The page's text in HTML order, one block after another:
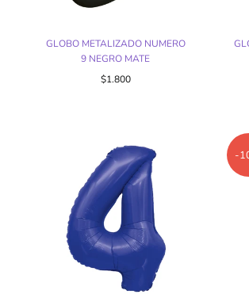
GLOBO METALIZADO NUMERO
9 NEGRO MATE
$1.800
-